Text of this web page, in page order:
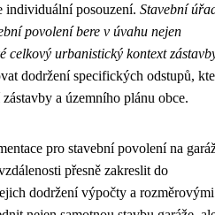
individuální posouzení. Stavební
povolení bere v úvahu nejen
celkový urbanistický kontext
dodržení specifických odstupů,
a územního plánu obce.
pro stavební povolení na
přesně zakreslit do
dodržení výpočty a rozměrovými